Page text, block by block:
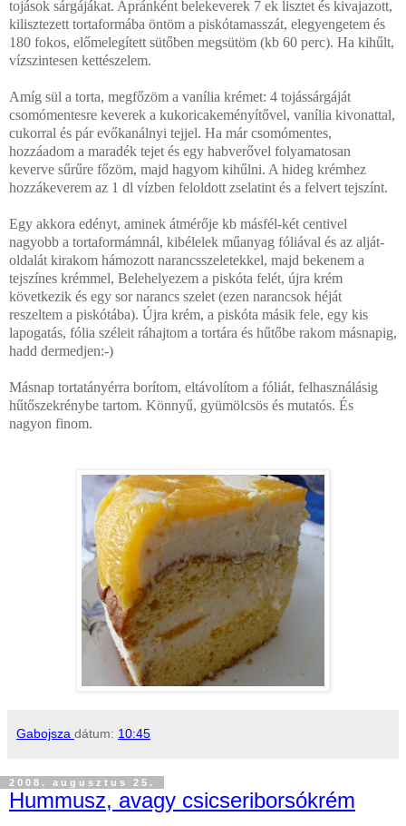
tojások sárgájákat. Apránként belekeverek 7 ek lisztet és kivajazott,
kilisztezett tortaformába öntöm a piskótamasszát, elegyengetem és
180 fokos, előmelegített sütőben megsütöm (kb 60 perc). Ha kihűlt,
vízszintesen kettészelem.
Amíg sül a torta, megfőzöm a vanília krémet: 4 tojássárgáját
csomómentesre keverek a kukoricakeményítővel, vanília kivonattal,
cukorral és pár evőkanálnyi tejjel. Ha már csomómentes,
hozzáadom a maradék tejet és egy habverővel folyamatosan
keverve sűrűre főzöm, majd hagyom kihűlni. A hideg krémhez
hozzákeverem az 1 dl vízben feloldott zselatint és a felvert tejszínt.
Egy akkora edényt, aminek átmérője kb másfél-két centivel
nagyobb a tortaformámnál, kibélelek műanyag fóliával és az alját-
oldalát kirakom hámozott narancsszeletekkel, majd bekenem a
tejszínes krémmel, Belehelyezem a piskóta felét, újra krém
következik és egy sor narancs szelet (ezen narancsok héját
reszeltem a piskótába). Újra krém, a piskóta másik fele, egy kis
lapogatás, fólia széleit ráhajtom a tortára és hűtőbe rakom másnapig,
hadd dermedjen:-)
Másnap tortatányérra borítom, eltávolítom a fóliát, felhasználásig
hűtőszekrénybe tartom. Könnyű, gyümölcsös és mutatós. És
nagyon finom.
Gabojsza dátum: 10:45
2008. augusztus 25.
Hummusz, avagy csicseriborsókrém